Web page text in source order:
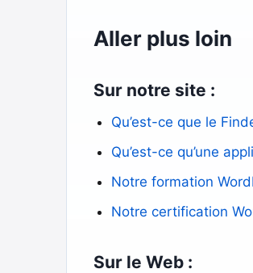
Aller plus loin
Sur notre site :
Qu’est-ce que le
Qu’est-ce qu’une
Notre formation
Notre certification
Sur le Web :